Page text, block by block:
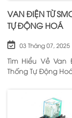
VAN ĐIỆN TỪ
TỰ ĐỘNG HOÁ
03 Tháng 07, 2025
Tìm Hiểu Về Van
Thống Tự Động